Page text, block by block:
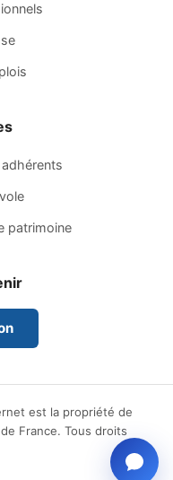
patrimoine
est la propriété de
France. Tous droits